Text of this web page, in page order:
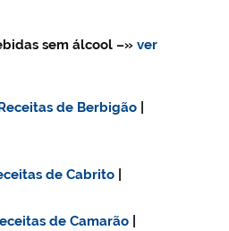
sem álcool–»ver
de Berbigão
de Cabrito
de Camarão